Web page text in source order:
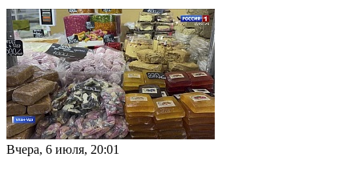
Вчера, 6 июля, 20:01